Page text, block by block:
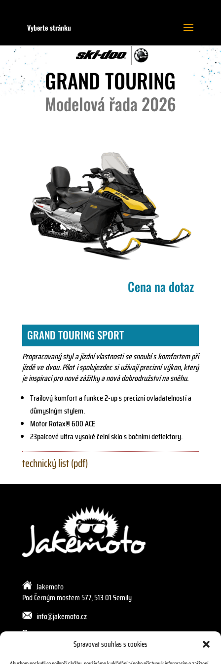
Spravovat souhlas s cookies
Vyberte stránku
GRAND TOURING
Modelová řada 2026
Cena na dotaz
GRAND TOURING SPORT
Propracovaný styl a jízdní vlastnosti se snoubí s komfortem při
jízdě ve dvou. Pilot i spolujezdec si užívají precizní výkon, který
je inspirací pro nové zážitky a nová dobrodružství na sněhu.
Trailový komfort a funkce 2-up s precizní ovladatelností a
důmyslným stylem.
Motor Rotax® 600 ACE
23palcové ultra vysoké čelní sklo s bočními deflektory.
technický list (pdf)
Jakemoto
Pod Černým mostem 577, 513 01 Semily
info@jakemoto.cz
605 272 589, 602 240 803